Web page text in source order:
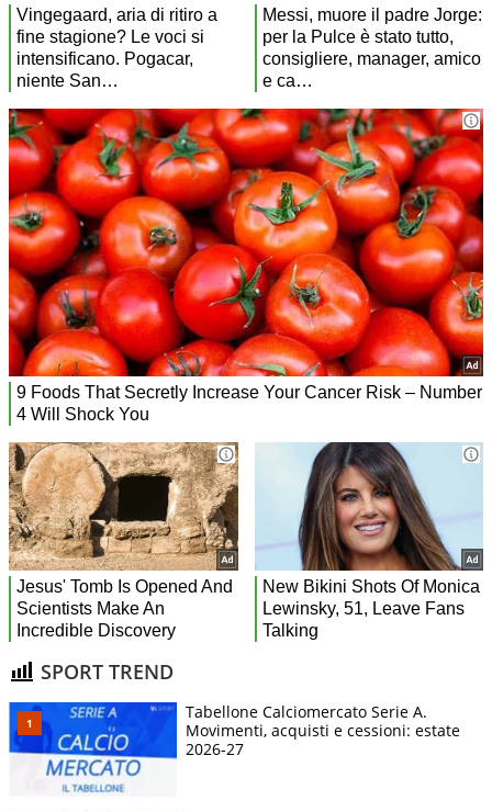
SPORT TREND
Tabellone Calciomercato Serie A.
Movimenti, acquisti e cessioni: estate
2026-27